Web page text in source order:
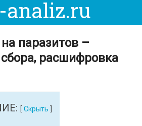
analiz.ru
паразитов –
расшифровка
[ Скрыть